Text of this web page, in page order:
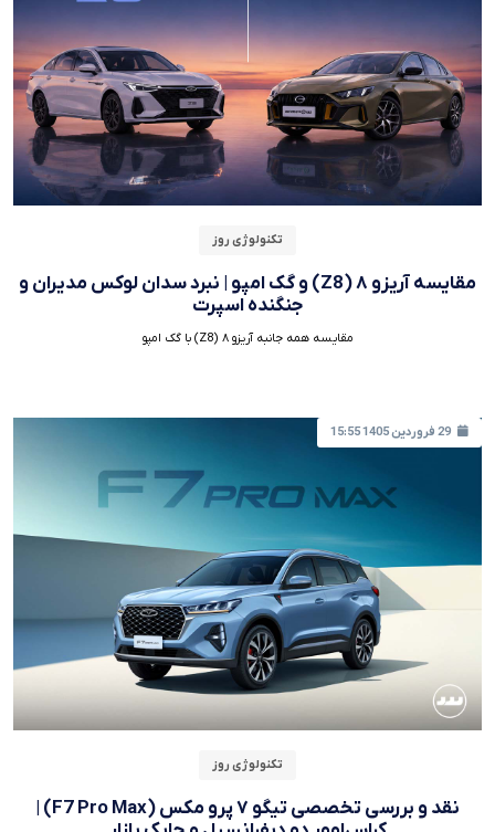
تکنولوژی روز
مقایسه آریزو ۸ (Z8) و گک امپو | نبرد سدان لوکس مدیران و
جنگنده اسپرت
مقایسه همه جانبه آریزو ۸ (Z8) با گک امپو
تکنولوژی روز
نقد و بررسی تخصصی تیگو ۷ پرو مکس (F7 Pro Max) |